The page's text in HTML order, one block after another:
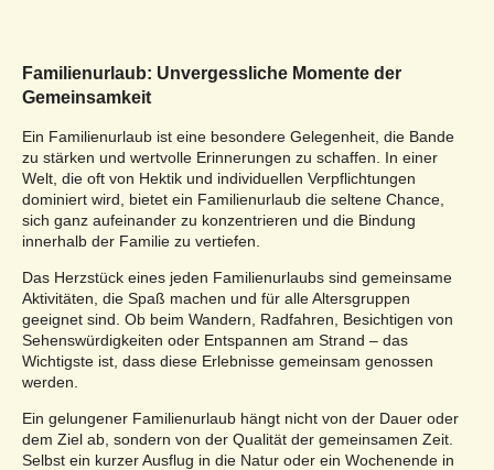
Familienurlaub: Unvergessliche Momente der
Gemeinsamkeit
Ein Familienurlaub ist eine besondere Gelegenheit, die Bande
zu stärken und wertvolle Erinnerungen zu schaffen. In einer
Welt, die oft von Hektik und individuellen Verpflichtungen
dominiert wird, bietet ein Familienurlaub die seltene Chance,
sich ganz aufeinander zu konzentrieren und die Bindung
innerhalb der Familie zu vertiefen.
Das Herzstück eines jeden Familienurlaubs sind gemeinsame
Aktivitäten, die Spaß machen und für alle Altersgruppen
geeignet sind. Ob beim Wandern, Radfahren, Besichtigen von
Sehenswürdigkeiten oder Entspannen am Strand – das
Wichtigste ist, dass diese Erlebnisse gemeinsam genossen
werden.
Ein gelungener Familienurlaub hängt nicht von der Dauer oder
dem Ziel ab, sondern von der Qualität der gemeinsamen Zeit.
Selbst ein kurzer Ausflug in die Natur oder ein Wochenende in